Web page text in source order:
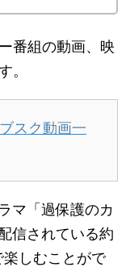
番組の動画、映
。
スク動画一
マ「過保護のカ
信されている約
しむことがで